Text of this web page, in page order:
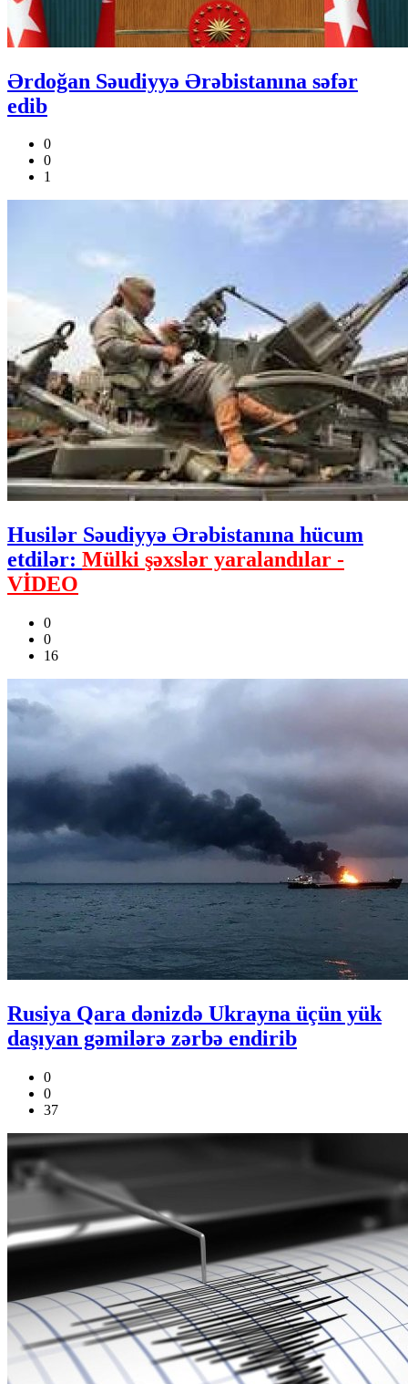
Ərdoğan Səudiyyə Ərəbistanına səfər
edib
0
0
1
Husilər Səudiyyə Ərəbistanına hücum
etdilər: Mülki şəxslər yaralandılar -
VİDEO
0
0
16
Rusiya Qara dənizdə Ukrayna üçün yük
daşıyan gəmilərə zərbə endirib
0
0
37